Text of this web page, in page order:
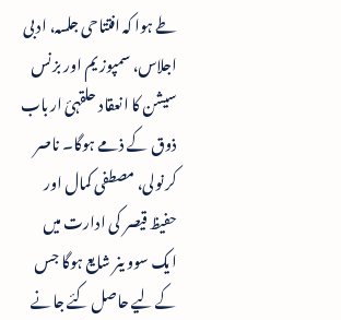
طے ہوا کہ افتتاحی جلسہ، ادبی
اجلاس، سمپوزیم اور بزنس
سیشن کا انعقاد حلقہئ ارباب
ذوق کے ذمے ہوگا۔ ناصر
کرنولی، مصطفی کمال اور
حفیظ قیصر کی ادارت میں
ایک سووینر شایع ہوگا جس
کے لیے حاصل کئے جانے